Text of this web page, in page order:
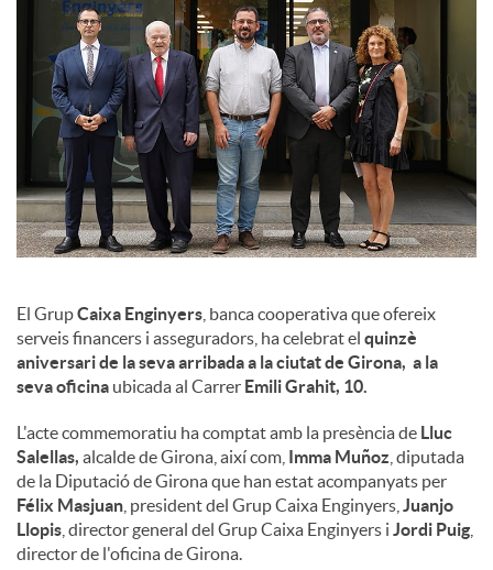
s
El GrupCaixa Enginyers , banca cooperativa que ofereix
serveis financers i asseguradors, ha celebrat el quinzè
aniversari de la seva arribada a la ciutat de Girona, a la
seva oficina ubicada al Carrer Emili Grahit, 10.
L'acte commemoratiu ha comptat amb la presència de Lluc
Salellas, alcalde de Girona, així com, Imma Muñoz , diputada
de la Diputació de Girona que han estat acompanyats per
Félix Masjuan , president del Grup Caixa Enginyers, Juanjo
Llopis , director general del Grup Caixa Enginyers i Jordi Puig
director de l'oficina de Girona.